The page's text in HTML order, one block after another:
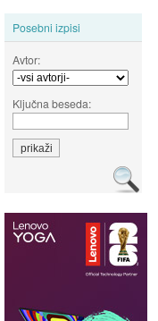
Posebni izpisi
Avtor:
Ključna beseda: